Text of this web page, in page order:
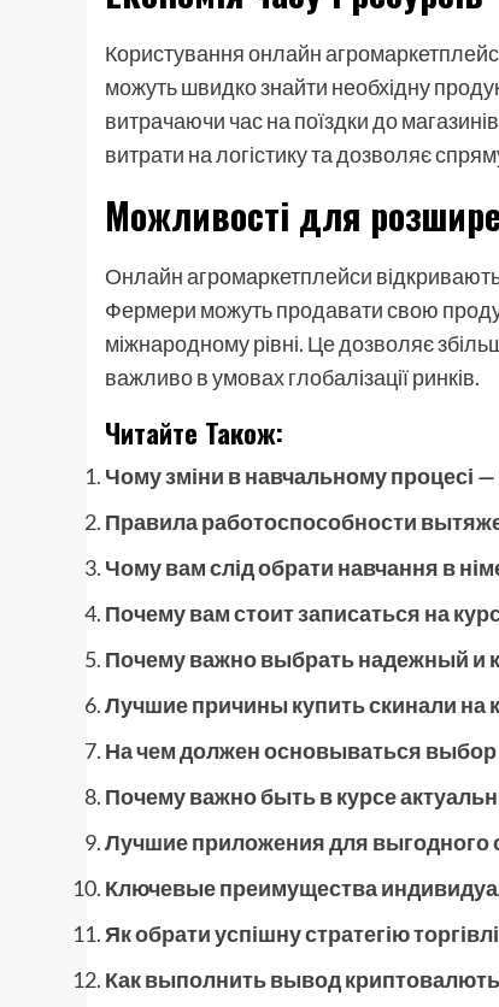
Користування онлайн
можуть швидко знайти необхідну
витрачаючи час на поїздки до
витрати на логістику та дозволяє
Можливості для
Онлайн агромаркетплейси
Фермери можуть продавати свою
міжнародному рівні. Це дозволяє
важливо в умовах глобалізації ринків.
Читайте Також:
Чому зміни в навчальному процесі
Правила работоспособности
Чому вам слід обрати навчання в
Почему вам стоит записаться на
Почему важно выбрать надежный и
Лучшие причины купить скинали на
На чем должен основываться
Почему важно быть в курсе
Лучшие приложения для выгодного
Ключевые преимущества
Як обрати успішну стратегію
Как выполнить вывод криптовалюты